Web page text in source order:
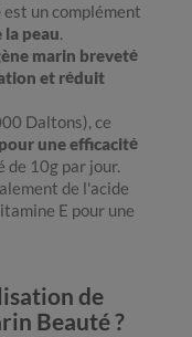
est un complément
la peau.
marin breveté
et réduit
Daltons), ce
une efficacité
de 10g par jour.
de l'acide
E pour une
de
Beauté ?